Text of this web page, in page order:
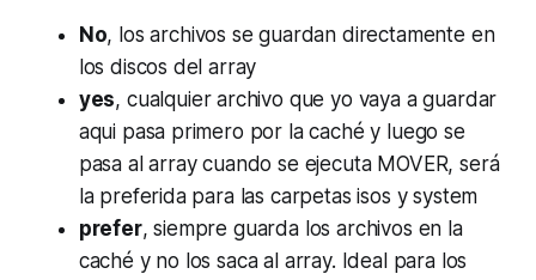
No, los archivos se guardan directamente en
los discos del array
yes, cualquier archivo que yo vaya a guardar
aqui pasa primero por la caché y luego se
pasa al array cuando se ejecuta MOVER, será
la preferida para las carpetas isos y system
prefer, siempre guarda los archivos en la
caché y no los saca al array. Ideal para los